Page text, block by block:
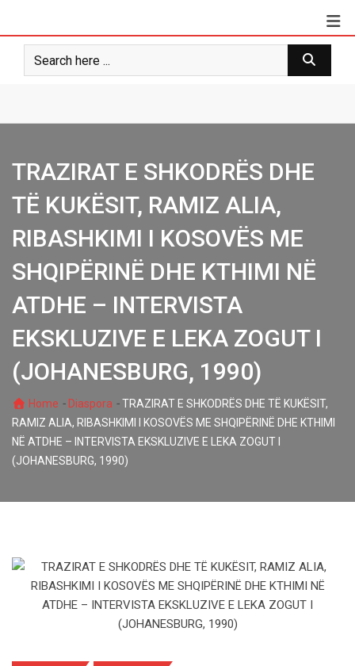
content
TRAZIRAT E SHKODRËS DHE
TË KUKËSIT, RAMIZ ALIA,
RIBASHKIMI I KOSOVËS ME
SHQIPËRINË DHE KTHIMI NË
ATDHE – INTERVISTA
EKSKLUZIVE E LEKA ZOGUT I
(JOHANESBURG, 1990)
Home - Diaspora -TRAZIRAT E SHKODRËS DHE TË KUKËSIT,
RAMIZ ALIA, RIBASHKIMI I KOSOVËS ME SHQIPËRINË DHE KTHIMI
NË ATDHE – INTERVISTA EKSKLUZIVE E LEKA ZOGUT I
(JOHANESBURG, 1990)